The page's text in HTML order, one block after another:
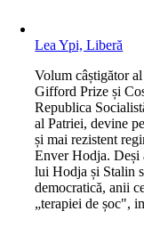
Lea Ypi, Liberă
Volum câștigător
Gifford Prize și
Republica
al Patriei, devine
și mai rezistent
Enver Hodja. Deși
lui Hodja și Stalin
democratică, anii
„terapiei de șoc",